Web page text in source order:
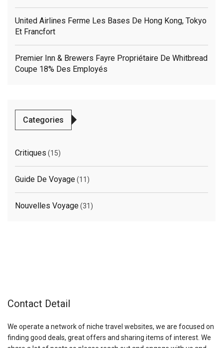
United Airlines Ferme Les Bases De Hong Kong, Tokyo
Et Francfort
Premier Inn & Brewers Fayre Propriétaire De Whitbread
Coupe 18% Des Employés
Categories
Critiques (15)
Guide De Voyage(11)
Nouvelles Voyage(31)
Contact Detail
We operate a network of niche travel websites, we are focused on
finding good deals, great offers and sharing items of interest. We